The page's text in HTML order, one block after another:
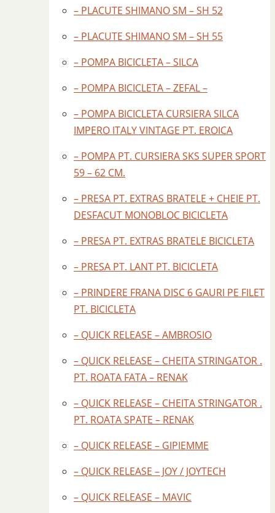
– PLACUTE SHIMANO SM – SH 52
– PLACUTE SHIMANO SM – SH 55
– POMPA BICICLETA – SILCA
– POMPA BICICLETA – ZEFAL –
– POMPA BICICLETA CURSIERA SILCA
IMPERO ITALY VINTAGE PT. EROICA
– POMPA PT. CURSIERA SKS SUPER SPORT
59 – 62 CM.
– PRESA PT. EXTRAS BRATELE + CHEIE PT.
DESFACUT MONOBLOC BICICLETA
– PRESA PT. EXTRAS BRATELE BICICLETA
– PRESA PT. LANT PT. BICICLETA
– PRINDERE FRANA DISC 6 GAURI PE FILET
PT. BICICLETA
– QUICK RELEASE – AMBROSIO
– QUICK RELEASE – CHEITA STRINGATOR .
PT. ROATA FATA – RENAK
– QUICK RELEASE – CHEITA STRINGATOR .
PT. ROATA SPATE – RENAK
– QUICK RELEASE – GIPIEMME
– QUICK RELEASE – JOY / JOYTECH
– QUICK RELEASE – MAVIC